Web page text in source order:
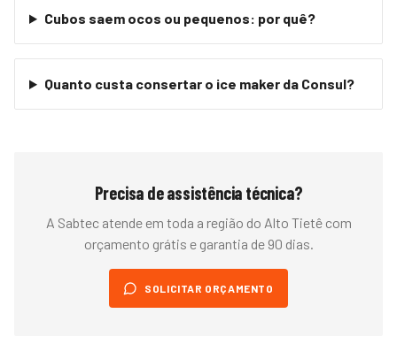
Cubos saem ocos ou pequenos: por quê?
Quanto custa consertar o ice maker da Consul?
Precisa de assistência técnica?
A Sabtec atende em toda a região do Alto Tietêcom
orçamento grátis e garantia de 90 dias.
SOLICITAR ORÇAMENTO